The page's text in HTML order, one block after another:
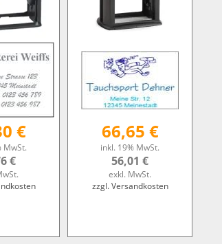
€
MwSt.
€
66,65 €
inkl. 19% MwSt.
56,01 €
exkl. MwSt.
zzgl. Versandkosten